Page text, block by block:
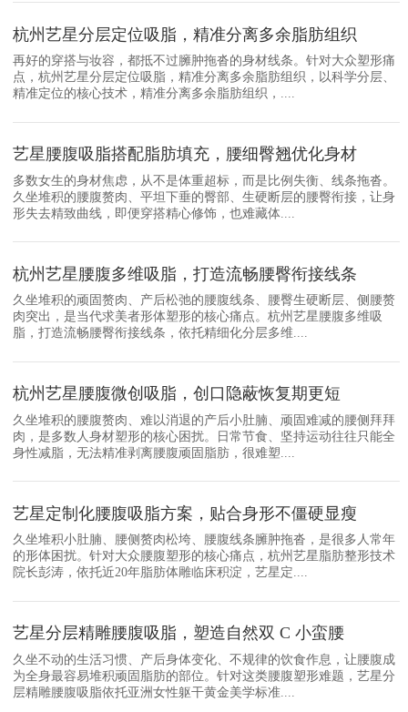
杭州艺星分层定位吸脂，精准分离多余脂肪组织
再好的穿搭与妆容，都抵不过臃肿拖沓的身材线条。针对大众塑形痛
点，杭州艺星分层定位吸脂，精准分离多余脂肪组织，以科学分层、
精准定位的核心技术，精准分离多余脂肪组织，....
艺星腰腹吸脂搭配脂肪填充，腰细臀翘优化身材
多数女生的身材焦虑，从不是体重超标，而是比例失衡、线条拖沓。
久坐堆积的腰腹赘肉、平坦下垂的臀部、生硬断层的腰臀衔接，让身
形失去精致曲线，即便穿搭精心修饰，也难藏体....
杭州艺星腰腹多维吸脂，打造流畅腰臀衔接线条
久坐堆积的顽固赘肉、产后松弛的腰腹线条、腰臀生硬断层、侧腰赘
肉突出，是当代求美者形体塑形的核心痛点。杭州艺星腰腹多维吸
脂，打造流畅腰臀衔接线条，依托精细化分层多维....
杭州艺星腰腹微创吸脂，创口隐蔽恢复期更短
久坐堆积的腰腹赘肉、难以消退的产后小肚腩、顽固难减的腰侧拜拜
肉，是多数人身材塑形的核心困扰。日常节食、坚持运动往往只能全
身性减脂，无法精准剥离腰腹顽固脂肪，很难塑....
艺星定制化腰腹吸脂方案，贴合身形不僵硬显瘦
久坐堆积小肚腩、腰侧赘肉松垮、腰腹线条臃肿拖沓，是很多人常年
的形体困扰。针对大众腰腹塑形的核心痛点，杭州艺星脂肪整形技术
院长彭涛，依托近20年脂肪体雕临床积淀，艺星定....
艺星分层精雕腰腹吸脂，塑造自然双 C 小蛮腰
久坐不动的生活习惯、产后身体变化、不规律的饮食作息，让腰腹成
为全身最容易堆积顽固脂肪的部位。针对这类腰腹塑形难题，艺星分
层精雕腰腹吸脂依托亚洲女性躯干黄金美学标准....